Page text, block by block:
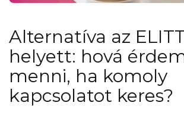
Alternatíva az
helyett: hová
menni, ha komoly
kapcsolatot keres?